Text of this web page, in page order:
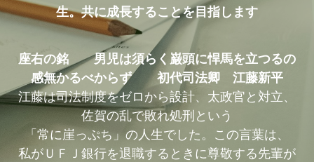
生。共に成長することを目指します
座右の銘　　男児は須らく巌頭に悍馬を立つるの
感無かるべからず　　初代司法卿　江藤新平
江藤は司法制度をゼロから設計、太政官と対立、
佐賀の乱で敗れ処刑という
「常に崖っぷち」の人生でした。この言葉は、
私がＵＦＪ銀行を退職するときに尊敬する先輩が